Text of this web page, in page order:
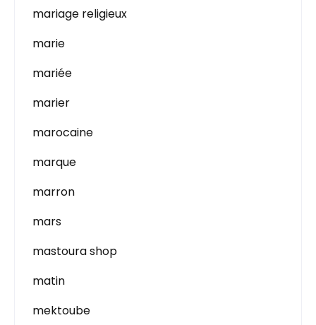
mariage religieux
marie
mariée
marier
marocaine
marque
marron
mars
mastoura shop
matin
mektoube